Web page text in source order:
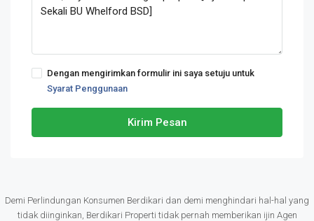
Dengan mengirimkan formulir ini saya setuju untuk
Syarat Penggunaan
Kirim Pesan
Demi Perlindungan Konsumen Berdikari dan demi menghindari hal-hal yang
tidak diinginkan, Berdikari Properti tidak pernah memberikan ijin Agen